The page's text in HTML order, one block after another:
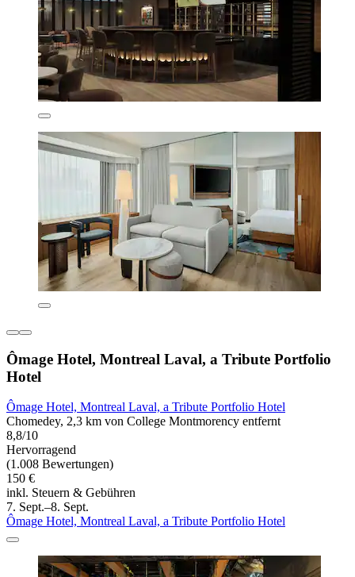
Ômage Hotel, Montreal Laval, a Tribute Portfolio
Hotel
Ômage Hotel, Montreal Laval, a Tribute Portfolio Hotel
Chomedey, 2,3 km von College Montmorency entfernt
8,8/10
Hervorragend
(1.008 Bewertungen)
150 €
inkl. Steuern & Gebühren
7. Sept.–8. Sept.
Ômage Hotel, Montreal Laval, a Tribute Portfolio Hotel